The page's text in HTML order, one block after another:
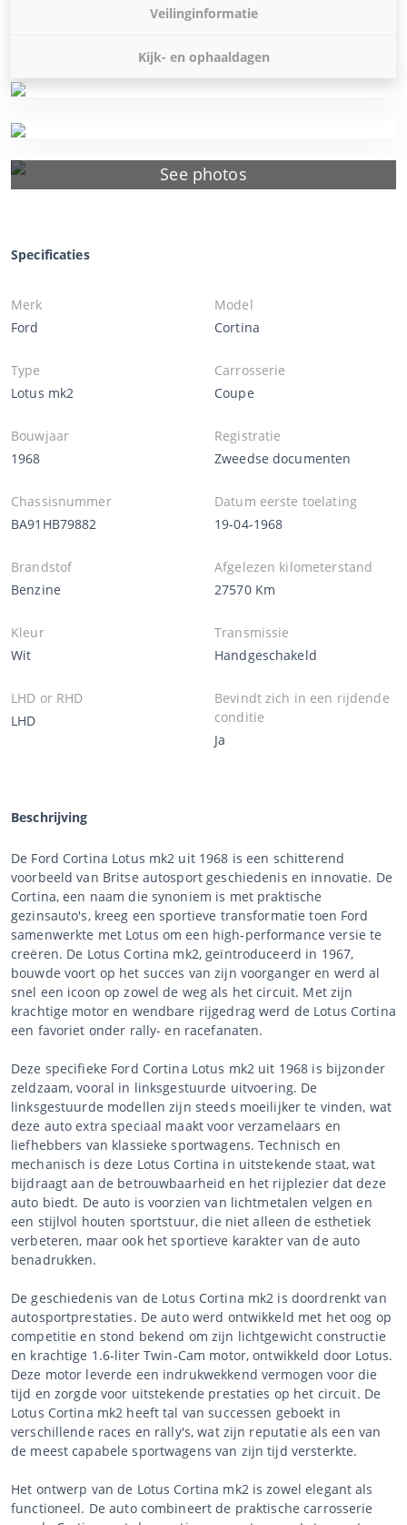
See photos
Veilinginformatie
Kijk- en ophaaldagen
Specificaties
Merk
Ford
Model
Cortina
Type
Lotus mk2
Carrosserie
Coupe
Bouwjaar
1968
Registratie
Zweedse documenten
Chassisnummer
BA91HB79882
Datum eerste toelating
19-04-1968
Brandstof
Benzine
Afgelezen kilometerstand
27570 Km
Kleur
Wit
Transmissie
Handgeschakeld
LHD or RHD
LHD
Bevindt zich in een rijdende
conditie
Ja
Beschrijving
De Ford Cortina Lotus mk2 uit 1968 is een schitterend
voorbeeld van Britse autosport geschiedenis en innovatie. De
Cortina, een naam die synoniem is met praktische
gezinsauto's, kreeg een sportieve transformatie toen Ford
samenwerkte met Lotus om een high-performance versie te
creëren. De Lotus Cortina mk2, geïntroduceerd in 1967,
bouwde voort op het succes van zijn voorganger en werd al
snel een icoon op zowel de weg als het circuit. Met zijn
krachtige motor en wendbare rijgedrag werd de Lotus Cortina
een favoriet onder rally- en racefanaten.
Deze specifieke Ford Cortina Lotus mk2 uit 1968 is bijzonder
zeldzaam, vooral in linksgestuurde uitvoering. De
linksgestuurde modellen zijn steeds moeilijker te vinden, wat
deze auto extra speciaal maakt voor verzamelaars en
liefhebbers van klassieke sportwagens. Technisch en
mechanisch is deze Lotus Cortina in uitstekende staat, wat
bijdraagt aan de betrouwbaarheid en het rijplezier dat deze
auto biedt. De auto is voorzien van lichtmetalen velgen en
een stijlvol houten sportstuur, die niet alleen de esthetiek
verbeteren, maar ook het sportieve karakter van de auto
benadrukken.
De geschiedenis van de Lotus Cortina mk2 is doordrenkt van
autosportprestaties. De auto werd ontwikkeld met het oog op
competitie en stond bekend om zijn lichtgewicht constructie
en krachtige 1.6-liter Twin-Cam motor, ontwikkeld door Lotus.
Deze motor leverde een indrukwekkend vermogen voor die
tijd en zorgde voor uitstekende prestaties op het circuit. De
Lotus Cortina mk2 heeft tal van successen geboekt in
verschillende races en rally's, wat zijn reputatie als een van
de meest capabele sportwagens van zijn tijd versterkte.
Het ontwerp van de Lotus Cortina mk2 is zowel elegant als
functioneel. De auto combineert de praktische carrosserie